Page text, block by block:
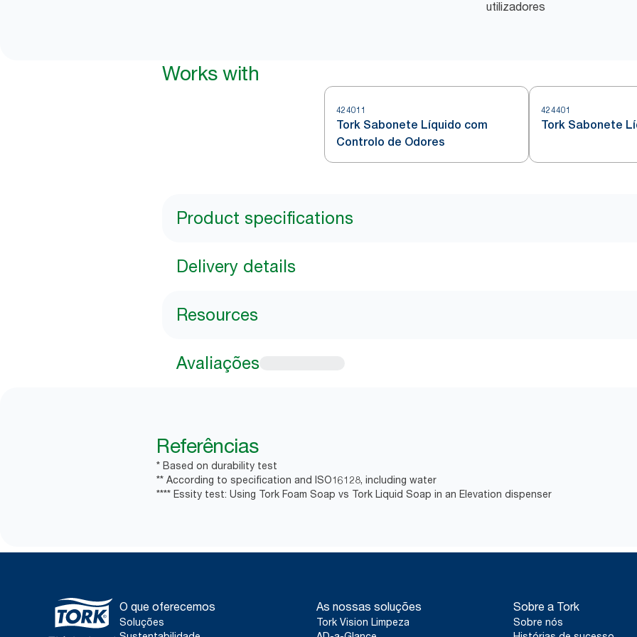
utilizadores
Works with
424011
Tork Sabonete Líquido com
Controlo de Odores
424401
Tork Sabonete
Product specifications
Delivery details
Resources
Avaliações
Referências
* Based on durability test
** According to specification and ISO16128, including water
**** Essity test: Using Tork Foam Soap vs Tork Liquid Soap in an Elevation dispenser
O que oferecemos
Soluções
As nossas soluções
Tork Vision Limpeza
Sobre a Tork
Sobre nós